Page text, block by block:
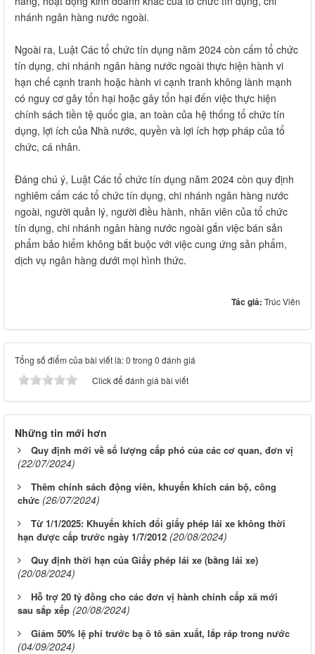
nhánh ngân hàng nước ngoài.
Ngoài ra, Luật Các tổ chức tín dụng năm 2024 còn cấm tổ chức
tín dụng, chi nhánh ngân hàng nước ngoài thực hiện hành vi
hạn chế cạnh tranh hoặc hành vi cạnh tranh không lành mạnh
có nguy cơ gây tổn hại hoặc gây tổn hại đến việc thực hiện
chính sách tiền tệ quốc gia, an toàn của hệ thống tổ chức tín
dụng, lợi ích của Nhà nước, quyền và lợi ích hợp pháp của tổ
chức, cá nhân.
Đáng chú ý, Luật Các tổ chức tín dụng năm 2024 còn quy định
nghiêm cấm các tổ chức tín dụng, chi nhánh ngân hàng nước
ngoài, người quản lý, người điều hành, nhân viên của tổ chức
tín dụng, chi nhánh ngân hàng nước ngoài gắn việc bán sản
phẩm bảo hiểm không bắt buộc với việc cung ứng sản phẩm,
dịch vụ ngân hàng dưới mọi hình thức.
Tác giả: Trúc Viên
Tổng số điểm của bài viết là: 0 trong 0 đánh giá
Click để đánh giá bài viết
Những tin mới hơn
Quy định mới về số lượng cấp phó của các cơ quan, đơn vị
(22/07/2024)
Thêm chính sách động viên, khuyến khích cán bộ, công
chức (26/07/2024)
Từ 1/1/2025: Khuyến khích đổi giấy phép lái xe không thời
hạn được cấp trước ngày 1/7/2012 (20/08/2024)
Quy định thời hạn của Giấy phép lái xe (bằng lái xe)
(20/08/2024)
Hỗ trợ 20 tỷ đồng cho các đơn vị hành chính cấp xã mới
sau sắp xếp (20/08/2024)
Giảm 50% lệ phí trước bạ ô tô sản xuất, lắp ráp trong nước
(04/09/2024)